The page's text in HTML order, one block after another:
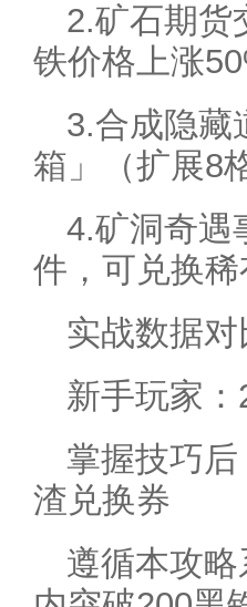
2.矿石期货
铁价格上涨
3.合成隐藏
箱」（扩展8
4.矿洞奇遇
件，可兑换
实战数据对
新手玩家
掌握技巧
渣兑换券
遵循本攻